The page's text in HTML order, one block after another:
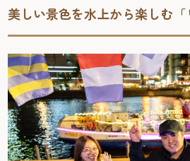
美しい景色を水上から楽しむ「